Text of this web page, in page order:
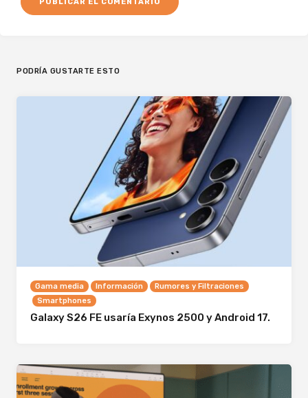
PODRÍA GUSTARTE ESTO
Gama media Información
Rumores y Filtraciones
Smartphones
Galaxy S26 FE usaría Exynos 2500 y Android 17.